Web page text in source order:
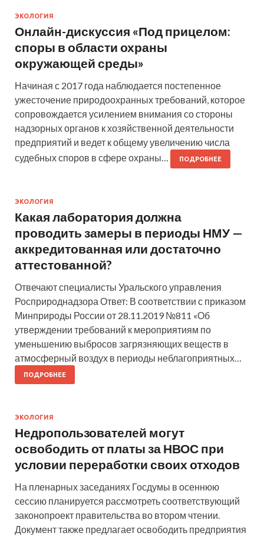
ЭКОЛОГИЯ
Онлайн-дискуссия «Под прицелом:
споры в области охраны
окружающей среды»
Начиная с 2017 года наблюдается постепенное
ужесточение природоохранных требований, которое
сопровождается усилением внимания со стороны
надзорных органов к хозяйственной деятельности
предприятий и ведет к общему увеличению числа
судебных споров в сфере охраны…
ПОДРОБНЕЕ
ЭКОЛОГИЯ
Какая лаборатория должна
проводить замеры в периоды НМУ —
аккредитованная или достаточно
аттестованной?
Отвечают специалисты Уральского управления
Росприроднадзора Ответ: В соответствии с приказом
Минприроды России от 28.11.2019 №811 «Об
утверждении требований к мероприятиям по
уменьшению выбросов загрязняющих веществ в
атмосферный воздух в периоды неблагоприятных…
ПОДРОБНЕЕ
ЭКОЛОГИЯ
Недропользователей могут
освободить от платы за НВОС при
условии переработки своих отходов
На пленарных заседаниях Госдумы в осеннюю
сессию планируется рассмотреть соответствующий
законопроект правительства во втором чтении.
Документ также предлагает освободить предприятия